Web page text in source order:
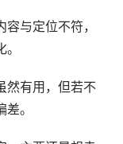
与定位不符，
然有用，但若不
。